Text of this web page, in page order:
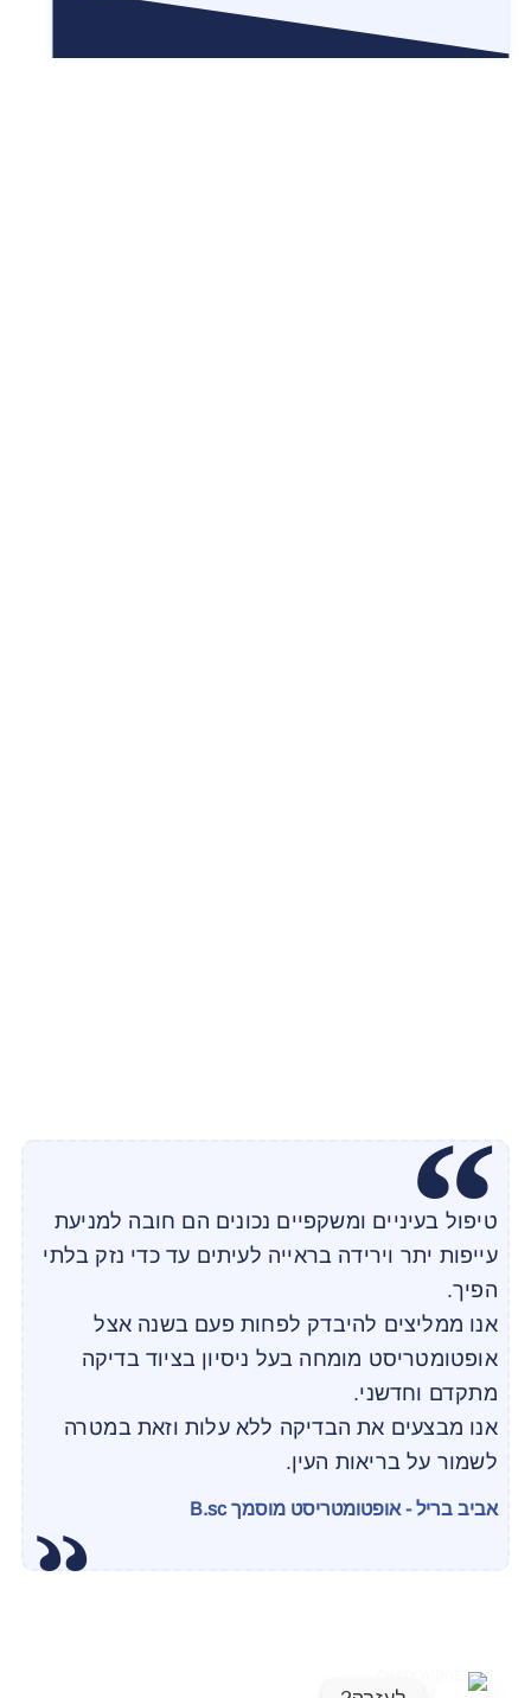
טיפול בעיניים ומשקפיים נכונים הם חובה למניעת
עייפות יתר וירידה בראייה לעיתים עד כדי נזק בלתי
הפיך.
אנו ממליצים להיבדק לפחות פעם בשנה אצל
אופטומטריסט מומחה בעל ניסיון בציוד בדיקה
מתקדם וחדשני.
אנו מבצעים את הבדיקה ללא עלות וזאת במטרה
לשמור על בריאות העין.
אביב בריל - אופטומטריסט מוסמך B.sc